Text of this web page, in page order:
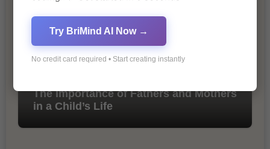
The Importance of Fathers and Mothers
in a Child’s Life
Try BriMind AI Now →
No credit card required • Start creating instantly